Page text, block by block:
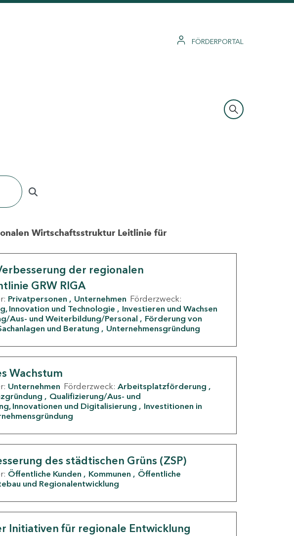
FÖRDERPORTAL
Wirtschaftsstruktur Leitlinie für
der regionalen
GRW RIGA
Privatpersonen Unternehmen Förderzweck:
Innovation und Technologie
Investieren und Wachsen
Aus- und Weiterbildung/Personal
Förderung von
und Beratung Unternehmensgründung
Wachstum
Unternehmen Förderzweck: Arbeitsplatzförderung
Qualifizierung/Aus- und
Innovationen und Digitalisierung
Investitionen in
des städtischen Grüns (ZSP)
Öffentliche Kunden Kommunen
Öffentliche
und Regionalentwicklung
Initiativen für regionale Entwicklung